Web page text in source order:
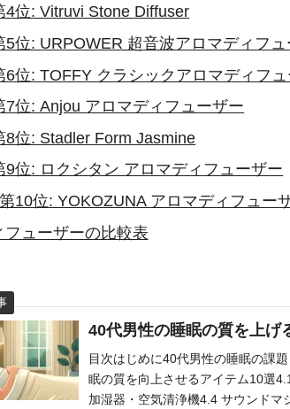
4位: Vitruvi Stone Diffuser
5位: URPOWER 超音波アロマディフュ
6位: TOFFY クラシックアロマディフ
7位: Anjou アロマディフューザー
8位: Stadler Form Jasmine
9位: ロクシタン アロマディフューザー
第10位: YOKOZUNA アロマディフュー
フューザーの比較表
40代男性の睡眠の質を上げ
目次はじめに40代男性の睡眠の課
眠の質を向上させるアイテム10選
加湿器・空気清浄機4.4 サウンドマ